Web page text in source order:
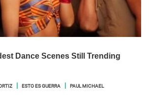
ESTO ES GUERRA
PAUL MICHAEL